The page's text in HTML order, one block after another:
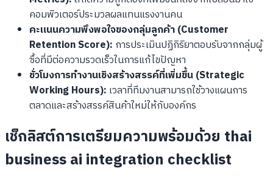
คอมพิวเตอร์ประมวลผลแทนแรงงานคน
คะแนนความพึงพอใจของกลุ่มลูกค้า (Customer
Retention Score): การประเมินปฏิกิริยาตอบรับจากกลุ่มผู้
ซื้อที่มีต่อความรวดเร็วในการแก้ไขปัญหา
ชั่วโมงการทำงานเชิงสร้างสรรค์ที่เพิ่มขึ้น (Strategic
Working Hours): เวลาที่ทีมงานสามารถใช้วางแผนการ
ตลาดและสร้างสรรค์สินค้าใหม่ให้กับองค์กร
เช็กลิสต์การเตรียมความพร้อมด้วย thai
business ai integration checklist